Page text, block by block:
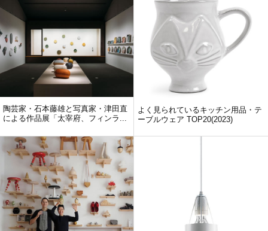
陶芸家・石本藤雄と写真家・津田直
による作品展「太宰府、フィンラ...
よく見られているキッチン用品・テ
ーブルウェア TOP20(2023)